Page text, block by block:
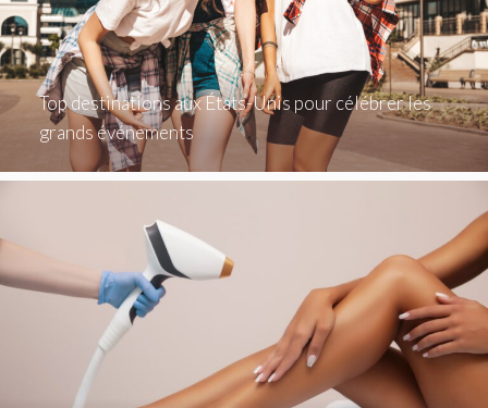
Top destinations aux États-Unis pour célébrer les
grands événements